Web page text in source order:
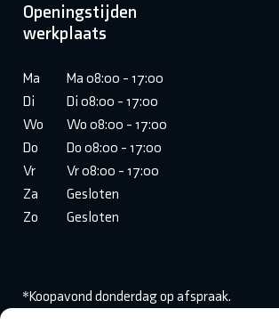
Openingstijden
werkplaats
Ma
Ma 08:00 - 17:00
Di
Di 08:00 - 17:00
Wo
Wo 08:00 - 17:00
Do
Do 08:00 - 17:00
Vr
Vr 08:00 - 17:00
Za
Gesloten
Zo
Gesloten
*Koopavond donderdag op afspraak.